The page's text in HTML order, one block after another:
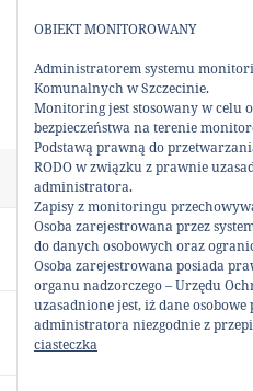
UDOSTĘPNIJ:
Data
publikacji
30 grudnia 2025 Autor
Karol
Nawigacja
wpisuPOPRZEDNI
Poprzedni
wpis:
KOMUNIKAT
NASTĘPNY
Następny
KOMUNIKAT
OBIEKT MONITOROWANY
Administratorem systemu
Komunalnych w Szczecinie.
Monitoring jest stosowany w celu
bezpieczeństwa na terenie
Podstawą prawną do
RODO w związku z prawnie
administratora.
Zapisy z monitoringu
Osoba zarejestrowana przez
do danych osobowych oraz
Osoba zarejestrowana posiada
organu nadzorczego – Urzędu
uzasadnione jest, iż dane
administratora niezgodnie z
ciasteczka